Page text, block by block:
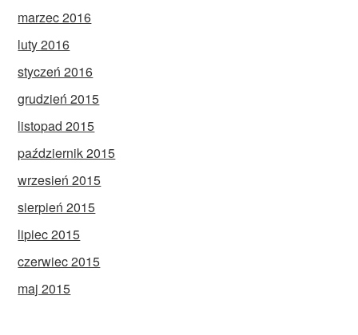
marzec 2016
luty 2016
styczeń 2016
grudzień 2015
listopad 2015
październik 2015
wrzesień 2015
sierpień 2015
lipiec 2015
czerwiec 2015
maj 2015